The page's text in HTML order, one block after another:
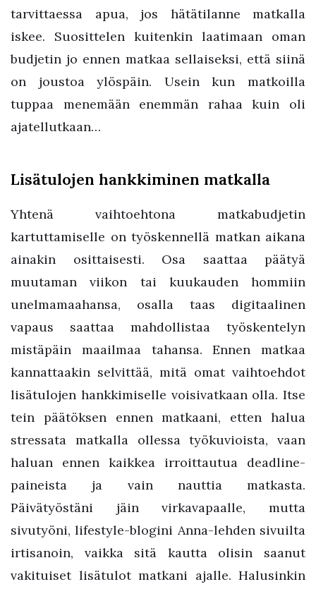
tarvittaessa apua, jos hätätilanne matkalla
iskee. Suosittelen kuitenkin laatimaan oman
budjetin jo ennen matkaa sellaiseksi, että siinä
on joustoa ylöspäin. Usein kun matkoilla
tuppaa menemään enemmän rahaa kuin oli
ajatellutkaan…
Lisätulojen hankkiminen matkalla
Yhtenä vaihtoehtona matkabudjetin
kartuttamiselle on työskennellä matkan aikana
ainakin osittaisesti. Osa saattaa päätyä
muutaman viikon tai kuukauden hommiin
unelmamaahansa, osalla taas digitaalinen
vapaus saattaa mahdollistaa työskentelyn
mistäpäin maailmaa tahansa. Ennen matkaa
kannattaakin selvittää, mitä omat vaihtoehdot
lisätulojen hankkimiselle voisivatkaan olla. Itse
tein päätöksen ennen matkaani, etten halua
stressata matkalla ollessa työkuvioista, vaan
haluan ennen kaikkea irroittautua deadline-
paineista ja vain nauttia matkasta.
Päivätyöstäni jäin virkavapaalle, mutta
sivutyöni, lifestyle-blogini Anna-lehden sivuilta
irtisanoin, vaikka sitä kautta olisin saanut
vakituiset lisätulot matkani ajalle. Halusinkin